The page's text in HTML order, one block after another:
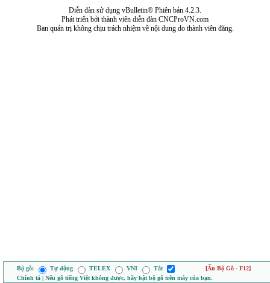
Diễn đàn sử dụng vBulletin® Phiên bản 4.2.3.
Phát triển bởi thành viên diễn đàn CNCProVN.com
Ban quản trị không chịu trách nhiệm về nội dung do thành viên đăng.
Bộ gõ: Tự động TELEX VNI Tắt
[Ẩn Bộ Gõ - F12]
Chính tả | Nếu gõ tiếng Việt không được, hãy bật bộ gõ trên máy của bạn.